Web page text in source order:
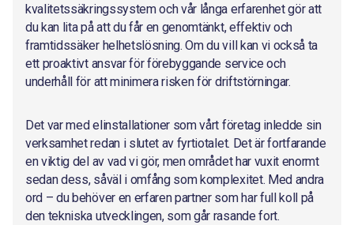
kvalitetssäkringssystem och vår långa erfarenhet gör att
du kan lita på att du får en genomtänkt, effektiv och
framtidssäker helhetslösning. Om du vill kan vi också ta
ett proaktivt ansvar för förebyggande service och
underhåll för att minimera risken för driftstörningar.
Det var med elinstallationer som vårt företag inledde sin
verksamhet redan i slutet av fyrtiotalet. Det är fortfarande
en viktig del av vad vi gör, men området har vuxit enormt
sedan dess, såväl i omfång som komplexitet. Med andra
ord – du behöver en erfaren partner som har full koll på
den tekniska utvecklingen, som går rasande fort.